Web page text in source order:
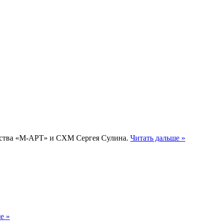
«М-АРТ» и СХМ Сергея Сулина. Читать дальше »
»